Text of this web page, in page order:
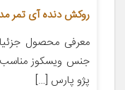
روکش دنده آی تمر مدل
پژو پارس […]